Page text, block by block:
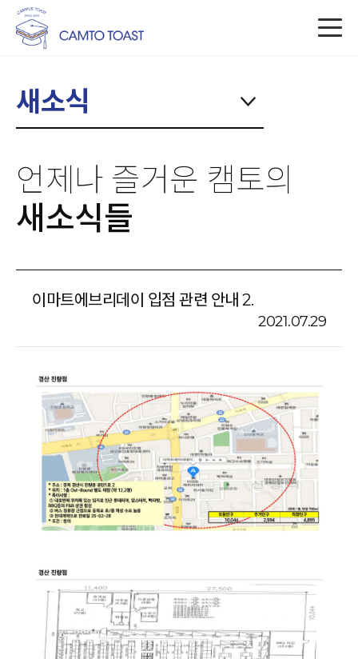
새소식
언제나 즐거운 캠토의
새소식들
이마트에브리데이 입점 관련 안내 2.
2021.07.29